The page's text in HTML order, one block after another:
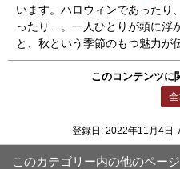
います。ハロウィンであったり
ったり…。一人ひとりが頭に浮
と、秋という季節のもつ魅力が
このコンテンツに
登録日: 2022年11月4日
このカテゴリー内の他のページ